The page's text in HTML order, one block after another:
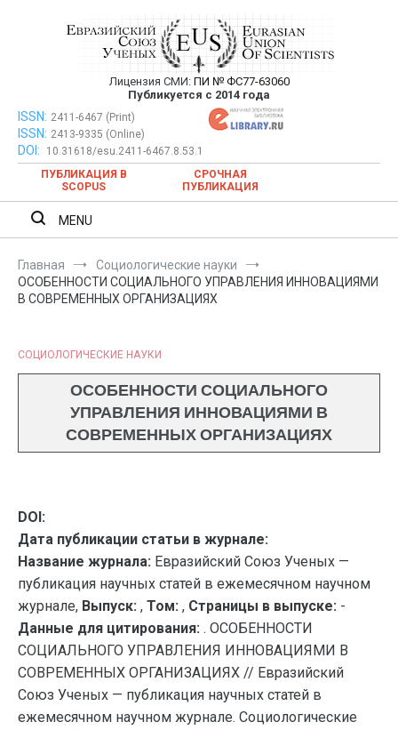
Евразийский Союз Ученых —
публикация научных статей в
ежемесячном научном журнале
Лицензия СМИ: ПИ № ФС77-63060
Публикуется с 2014 года
Евразийский Союз Ученых — публикация научных статей в
ежемесячном научном журнале
ISSN: 2411-6467 (Print)
ISSN: 2413-9335 (Online)
DOI:
10.31618/esu.2411-6467.8.53.1
ПУБЛИКАЦИЯ В
SCOPUS
СРОЧНАЯ
ПУБЛИКАЦИЯ
MENU
Главная
Социологические науки
ОСОБЕННОСТИ СОЦИАЛЬНОГО УПРАВЛЕНИЯ ИННОВАЦИЯМИ
В СОВРЕМЕННЫХ ОРГАНИЗАЦИЯХ
СОЦИОЛОГИЧЕСКИЕ НАУКИ
ОСОБЕННОСТИ СОЦИАЛЬНОГО
УПРАВЛЕНИЯ ИННОВАЦИЯМИ В
СОВРЕМЕННЫХ ОРГАНИЗАЦИЯХ
DOI:
Дата публикации статьи в журнале:
Название журнала: Евразийский Союз Ученых —
публикация научных статей в ежемесячном научном
журнале, Выпуск: , Том: , Страницы в выпуске: -
Данные для цитирования: . ОСОБЕННОСТИ
СОЦИАЛЬНОГО УПРАВЛЕНИЯ ИННОВАЦИЯМИ В
СОВРЕМЕННЫХ ОРГАНИЗАЦИЯХ // Евразийский
Союз Ученых — публикация научных статей в
ежемесячном научном журнале. Социологические